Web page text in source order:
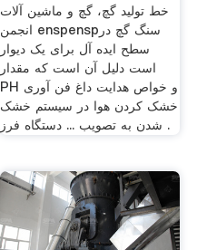
خط تولید گچ، گچ و ماشین آلات
انجمن enspenspسنگ گچ در
سطح ایده آل برای یک دیوار
است دلیل آن است که مقدار
PH و خواص هدایت داغ فن آوری
خشک کردن هوا در سیستم خشک
شدن به تصویب ... دستگاه فرز .